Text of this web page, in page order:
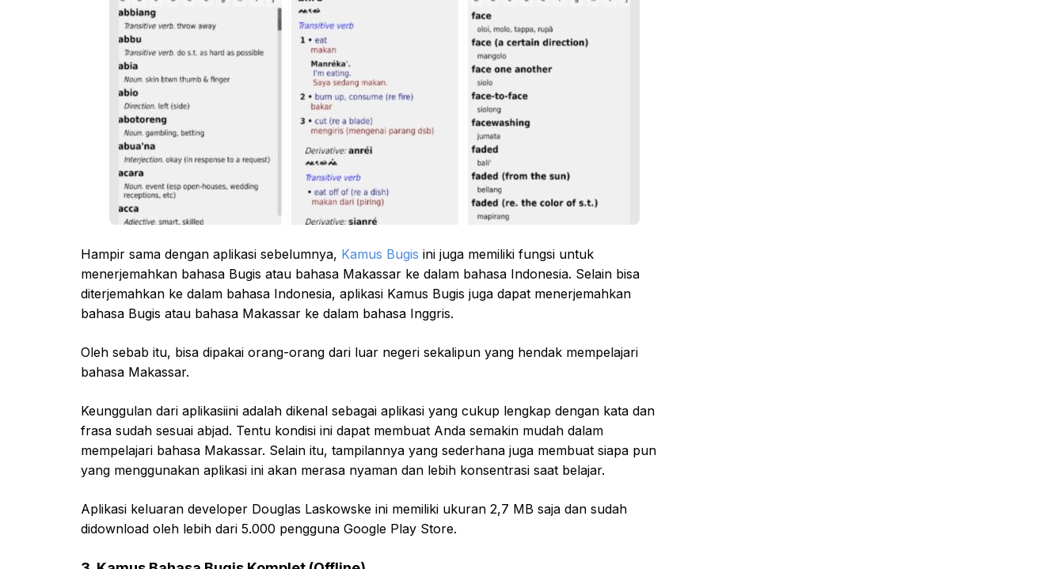
Hampir sama dengan aplikasi sebelumnya, Kamus Bugis ini juga memiliki fungsi untuk
menerjemahkan bahasa Bugis atau bahasa Makassar ke dalam bahasa Indonesia. Selain bisa
diterjemahkan ke dalam bahasa Indonesia, aplikasi Kamus Bugis juga dapat menerjemahkan
bahasa Bugis atau bahasa Makassar ke dalam bahasa Inggris.
Oleh sebab itu, bisa dipakai orang-orang dari luar negeri sekalipun yang hendak mempelajari
bahasa Makassar.
Keunggulan dari aplikasiini adalah dikenal sebagai aplikasi yang cukup lengkap dengan kata dan
frasa sudah sesuai abjad. Tentu kondisi ini dapat membuat Anda semakin mudah dalam
mempelajari bahasa Makassar. Selain itu, tampilannya yang sederhana juga membuat siapa pun
yang menggunakan aplikasi ini akan merasa nyaman dan lebih konsentrasi saat belajar.
Aplikasi keluaran developer Douglas Laskowske ini memiliki ukuran 2,7 MB saja dan sudah
didownload oleh lebih dari 5.000 pengguna Google Play Store.